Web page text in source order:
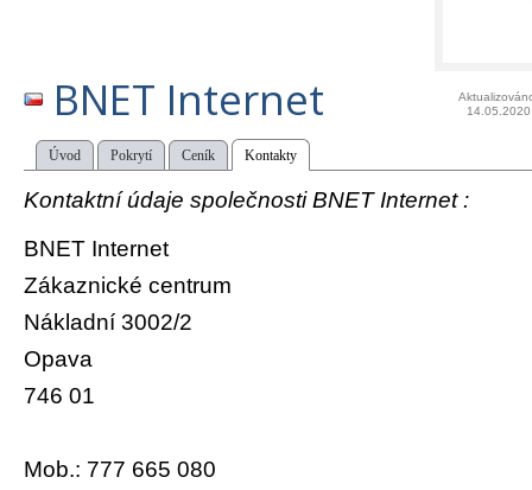
BNET Internet
14.05.2020
Úvod Pokrytí Ceník Kontakty
Kontaktní údaje společnosti BNET Internet :
BNET Internet
Zákaznické centrum
Nákladní 3002/2
Opava
746 01
Mob.: 777 665 080